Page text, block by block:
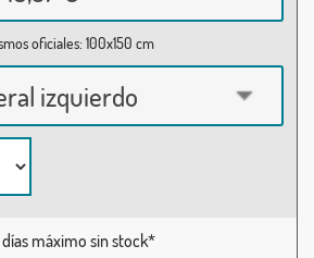
oficiales: 100x150 cm
izquierdo
máximo sin stock*